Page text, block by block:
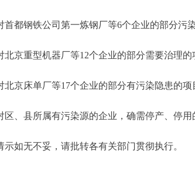
钢铁公司第一炼钢厂等6个企业的部分污染
重型机器厂等12个企业的部分需要治理的
床单厂等17个企业的部分有污染隐患的项
县所属有污染源的企业，确需停产、停用
无不妥，请批转各有关部门贯彻执行。